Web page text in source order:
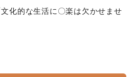
化的な生活に〇楽は欠かせませ